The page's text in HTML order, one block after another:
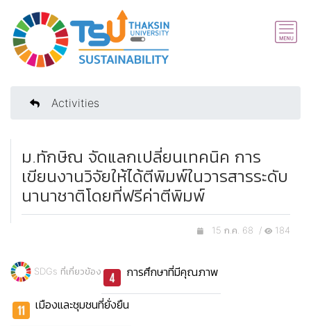
Activities
ม.ทักษิณ จัดแลกเปลี่ยนเทคนิค การ
เขียนงานวิจัยให้ได้ตีพิมพ์ในวารสารระดับ
นานาชาติโดยที่ฟรีค่าตีพิมพ์
15 ก.ค. 68 / 184
SDGs ที่เกี่ยวข้อง การศึกษาที่มีคุณภาพ
เมืองและชุมชนที่ยั่งยืน